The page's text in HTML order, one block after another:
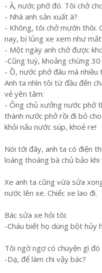
- À, nước phở đó. Tôi chở
- Nhà anh sản xuất à?
- Không, tôi chở mướn thôi.
nay, bị lủng xe xem như
- Một ngày anh chở được
-Cũng tuỳ, khoảng chừng
- Ồ, nước phở đâu mà nhiều
Anh ta nhìn tôi từ đầu đến
vẻ yên tâm:
- Ông chủ xưởng nước phở
thành nước phở rồi đi bỏ
khỏi nấu nước súp, khoẻ re!
Nói tới đây, anh ta có điện
loáng thoáng bà chủ bảo
Xe anh ta cũng vừa sửa
nước lên xe. Chiếc xe lao đi.
Bác sửa xe hỏi tôi:
-Cháu biết họ dùng bột hủy
Tôi ngờ ngợ có chuyện gì
-Dạ, để làm chi vậy bác?